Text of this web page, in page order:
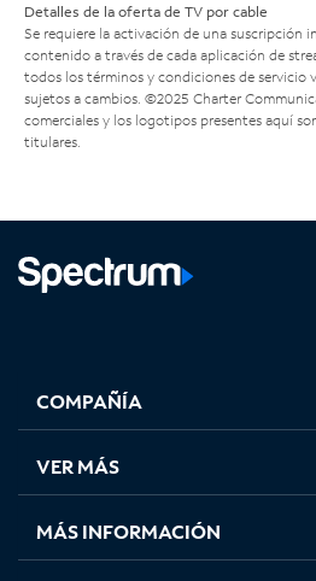
Detalles de la oferta de TV por cable
Se requiere la activación de una suscripción
contenido a través de cada aplicación de
todos los términos y condiciones de servicio
sujetos a cambios. ©2025 Charter
comerciales y los logotipos presentes aquí
titulares.
abre
en
pestaña
nueva
abre
en
pestaña
nueva
abre
en
pestaña
nueva
en
nueva
COMPAÑÍA
VER MÁS
MÁS INFORMACIÓN